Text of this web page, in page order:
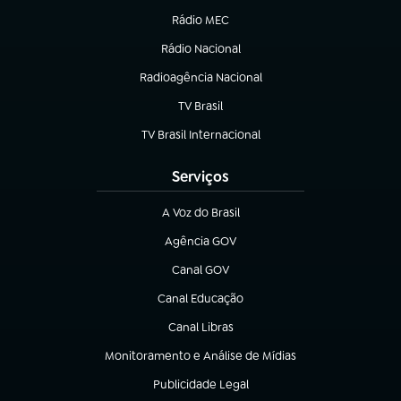
Rádio MEC
(abre em nova aba)
Rádio Nacional
Radioagência Nacional
(abre em nova aba)
TV Brasil
(abre em nova aba)
TV Brasil Internacional
(abre em nova aba)
Serviços
A Voz do Brasil
(abre em nova aba)
Agência GOV
(abre em nova aba)
Canal GOV
(abre em nova aba)
Canal Educação
(abre em nova aba)
Canal Libras
(abre em nova aba)
Monitoramento e Análise de Mídias
(abre em nova aba)
Publicidade Legal
(abre em nova aba)